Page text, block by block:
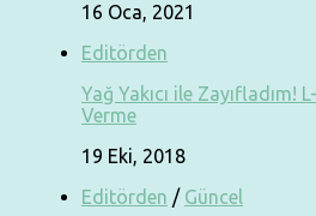
16 Oca, 2021
Editörden
Yağ Yakıcı ile Zayıfladım!
Verme
19 Eki, 2018
Editörden / Güncel